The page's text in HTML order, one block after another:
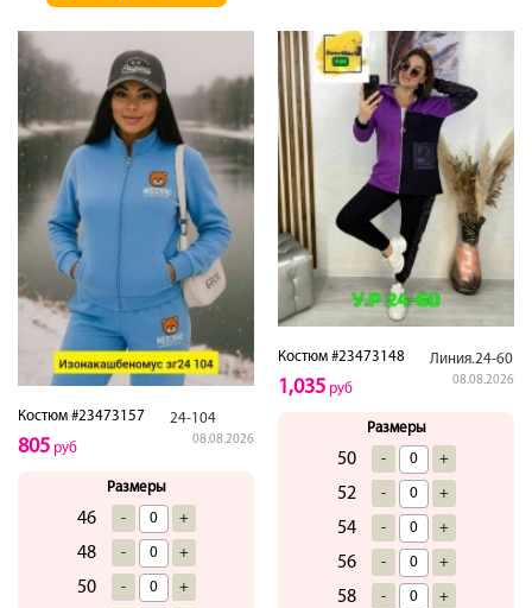
Костюм #23473157 24-104
08.08.2026
805 руб
Размеры
46 - +
48 - +
50 - +
Костюм #23473148 Линия.24-60
08.08.2026
1,035 руб
Размеры
50 - +
52 - +
54 - +
56 - +
58 - +